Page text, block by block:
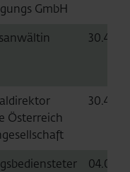
GmbH
Österreich